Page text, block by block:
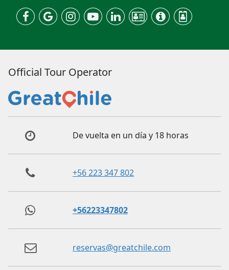
Official Tour Operator
De vuelta en un día y 18 horas
+56 223 347 802
+56223347802
reservas@greatchile.com